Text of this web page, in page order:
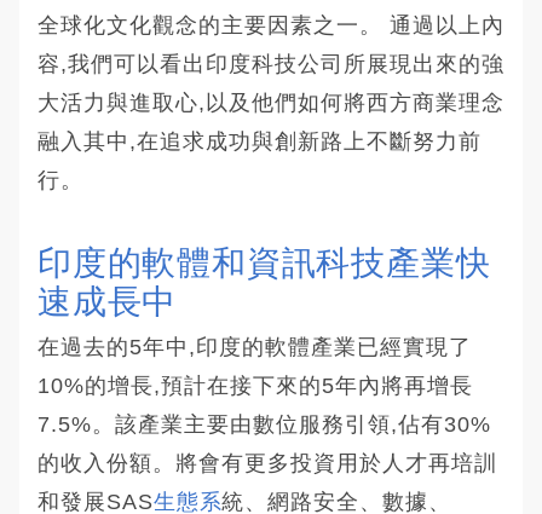
全球化文化觀念的主要因素之一。 通過以上內
容,我們可以看出印度科技公司所展現出來的強
大活力與進取心,以及他們如何將西方商業理念
融入其中,在追求成功與創新路上不斷努力前
行。
印度的軟體和資訊科技產業快
速成長中
在過去的5年中,印度的軟體產業已經實現了
10%的增長,預計在接下來的5年內將再增長
7.5%。該產業主要由數位服務引領,佔有30%
的收入份額。將會有更多投資用於人才再培訓
和發展SAS生態系統、網路安全、數據、